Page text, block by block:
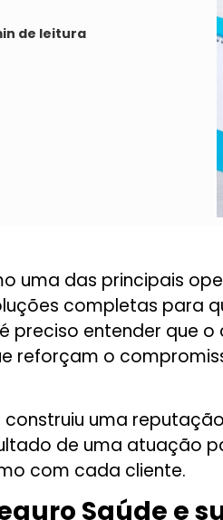
de leitura
uma das principais
completas para
preciso entender que
reforçam o
construiu uma
de uma atuação
com cada cliente.
Saúde e